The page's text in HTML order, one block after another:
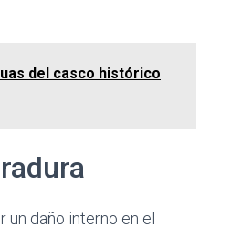
del casco histórico
daño interno en el